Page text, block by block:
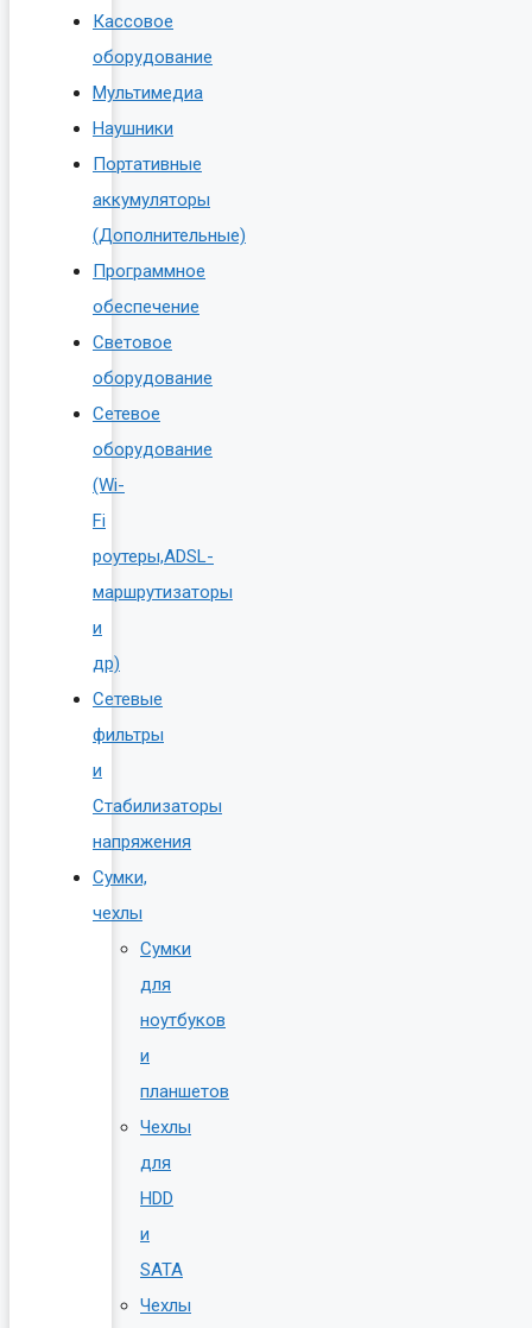
Кассовое
оборудование
Мультимедиа
Наушники
Портативные
аккумуляторы
(Дополнительные)
Программное
обеспечение
Световое
оборудование
Сетевое
оборудование
(Wi-
Fi
роутеры,ADSL-
маршрутизаторы
и
др)
Сетевые
фильтры
и
Стабилизаторы
напряжения
Сумки,
чехлы
Сумки
для
ноутбуков
и
планшетов
Чехлы
для
HDD
и
SATA
Чехлы